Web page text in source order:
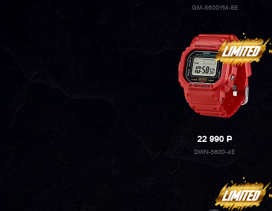
GM-5600YM-8E
22 990P
DWN-5600-4E